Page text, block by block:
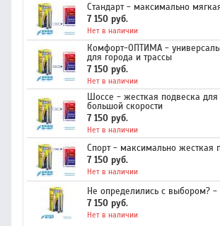
Стандарт - максимально
7 150 руб.
Нет в наличии
Комфорт-ОПТИМА -
для города и трассы
7 150 руб.
Нет в наличии
Шоссе - жесткая подвеска
большой скорости
7 150 руб.
Нет в наличии
Спорт - максимально жесткая
7 150 руб.
Нет в наличии
Не определились с выбором?
7 150 руб.
Нет в наличии